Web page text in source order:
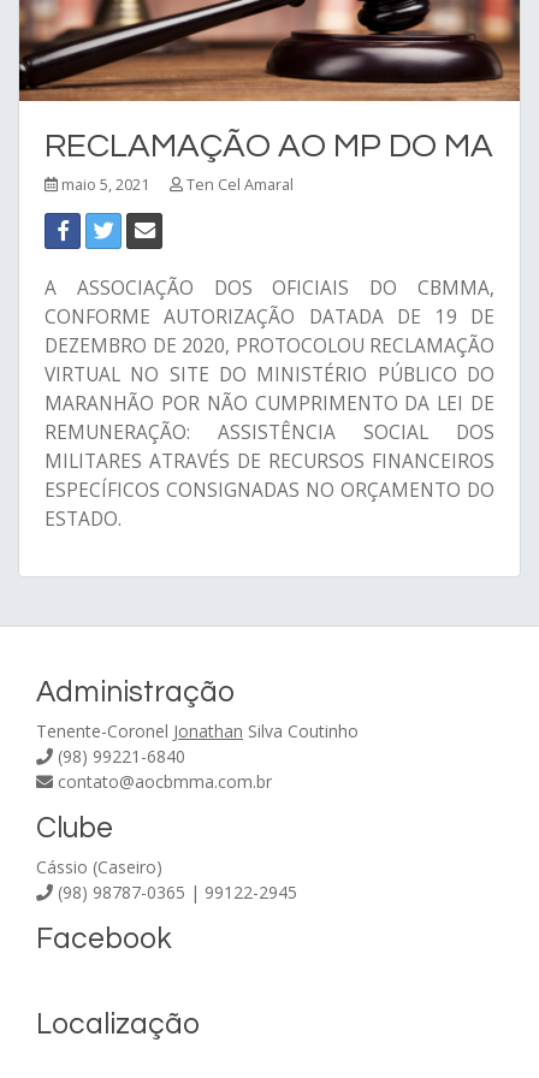
RECLAMAÇÃO AO MP DO MA
maio 5, 2021 Ten Cel Amaral
A ASSOCIAÇÃO DOS OFICIAIS DO CBMMA,
CONFORME AUTORIZAÇÃO DATADA DE 19 DE
DEZEMBRO DE 2020, PROTOCOLOU RECLAMAÇÃO
VIRTUAL NO SITE DO MINISTÉRIO PÚBLICO DO
MARANHÃO POR NÃO CUMPRIMENTO DA LEI DE
REMUNERAÇÃO: ASSISTÊNCIA SOCIAL DOS
MILITARES ATRAVÉS DE RECURSOS FINANCEIROS
ESPECÍFICOS CONSIGNADAS NO ORÇAMENTO DO
ESTADO.
Administração
Tenente-Coronel Jonathan Silva Coutinho
(98) 99221-6840
contato@aocbmma.com.br
Clube
Cássio (Caseiro)
(98) 98787-0365 | 99122-2945
Facebook
Localização